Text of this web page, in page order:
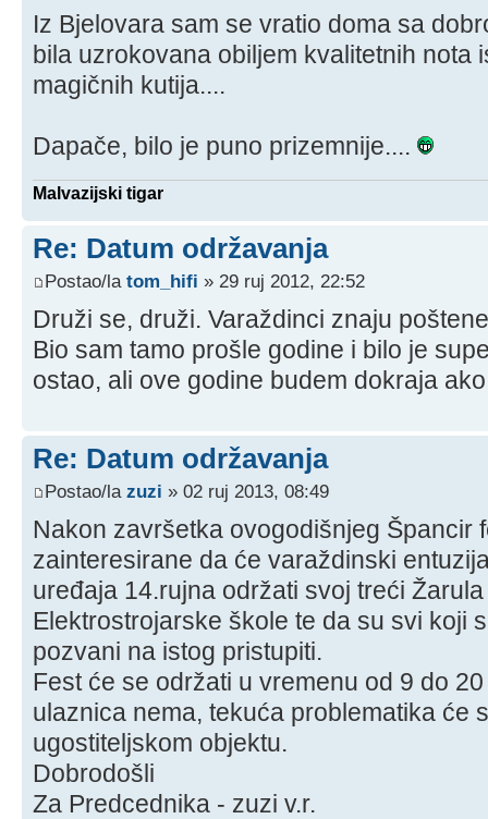
Iz Bjelovara sam se vratio doma sa
bila uzrokovana obiljem kvalitetnih nota
magičnih kutija....
Dapače, bilo je puno prizemnije....
Malvazijski tigar
Re: Datum održavanja
Postao/la tom_hifi » 29 ruj 2012, 22:52
Druži se, druži. Varaždinci znaju
Bio sam tamo prošle godine i bilo je
ostao, ali ove godine budem dokraja
Re: Datum održavanja
Postao/la zuzi » 02 ruj 2013, 08:49
Nakon završetka ovogodišnjeg Špancir
zainteresirane da će varaždinski
uređaja 14.rujna održati svoj treći
Elektrostrojarske škole te da su svi koji
pozvani na istog pristupiti.
Fest će se održati u vremenu od 9 do
ulaznica nema, tekuća problematika će
ugostiteljskom objektu.
Dobrodošli
Za Predcednika - zuzi v.r.